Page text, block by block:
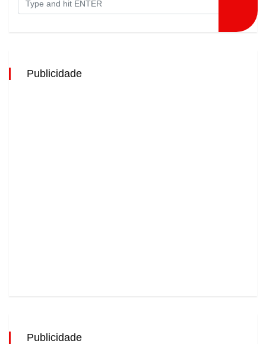
Publicidade
Publicidade